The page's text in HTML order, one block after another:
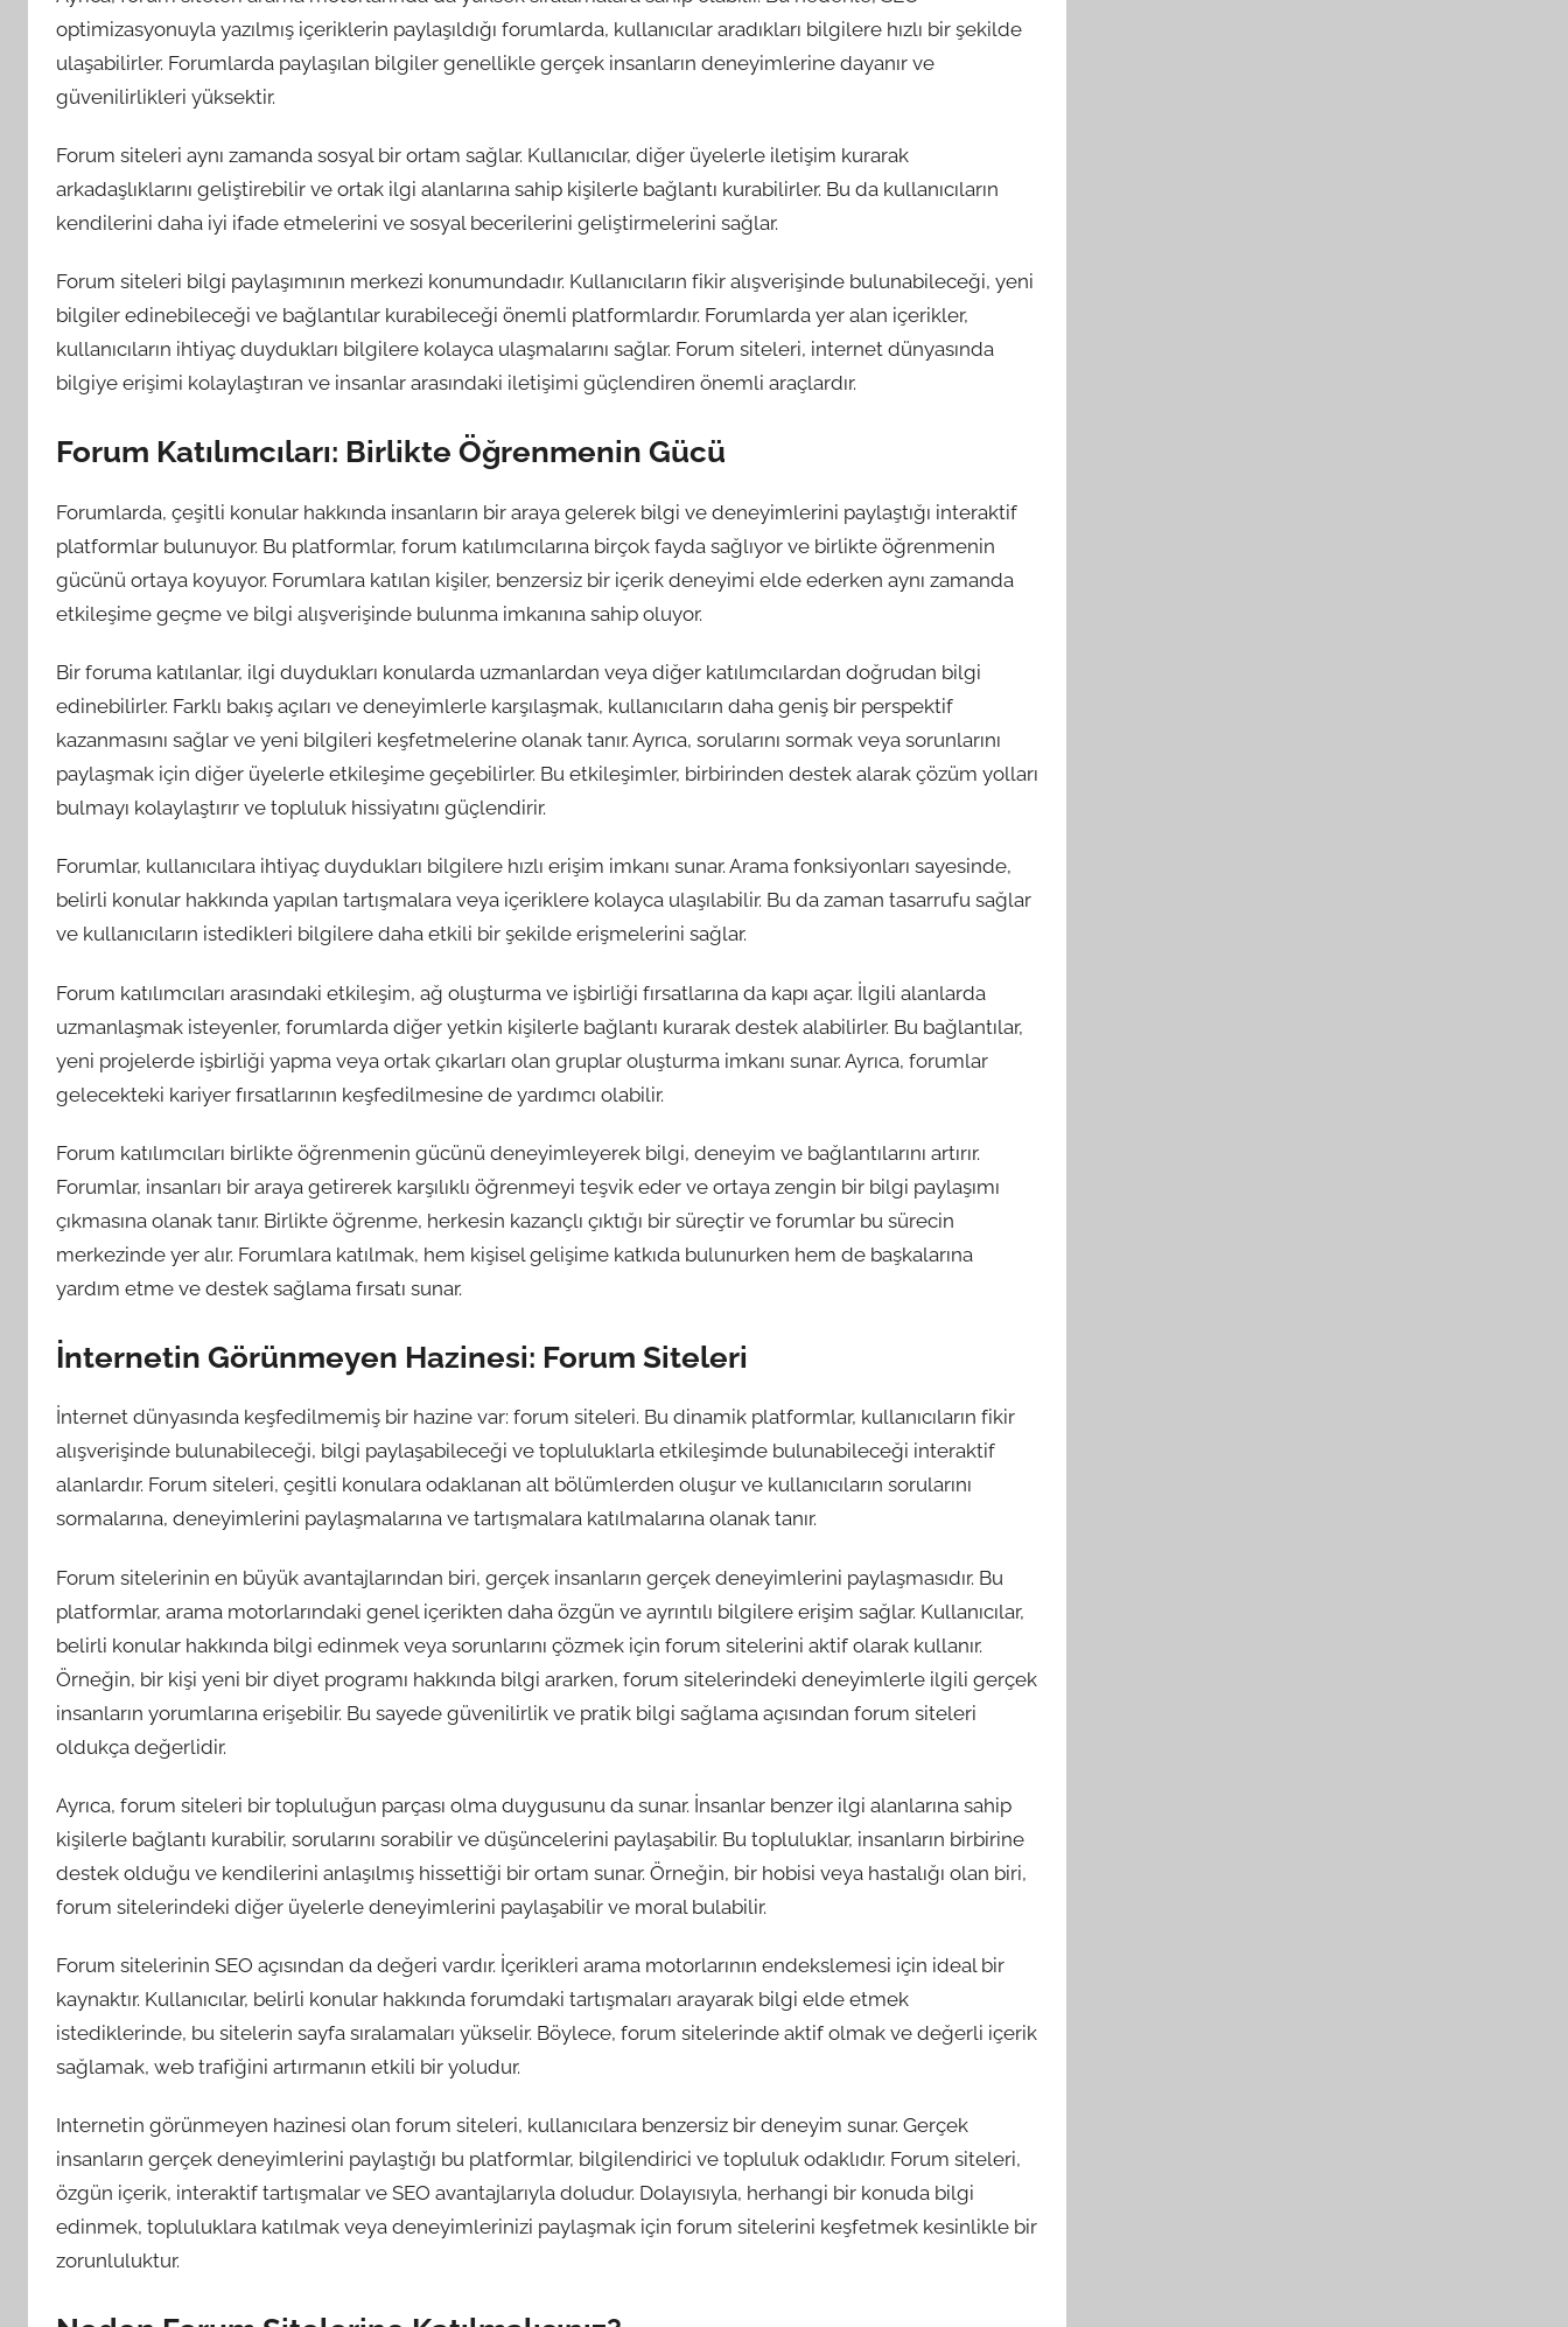
optimizasyonuyla yazılmış içeriklerin paylaşıldığı forumlarda, kullanıcılar aradıkları bilgilere hızlı bir şekilde
ulaşabilirler. Forumlarda paylaşılan bilgiler genellikle gerçek insanların deneyimlerine dayanır ve
güvenilirlikleri yüksektir.
Forum siteleri aynı zamanda sosyal bir ortam sağlar. Kullanıcılar, diğer üyelerle iletişim kurarak
arkadaşlıklarını geliştirebilir ve ortak ilgi alanlarına sahip kişilerle bağlantı kurabilirler. Bu da kullanıcıların
kendilerini daha iyi ifade etmelerini ve sosyal becerilerini geliştirmelerini sağlar.
Forum siteleri bilgi paylaşımının merkezi konumundadır. Kullanıcıların fikir alışverişinde bulunabileceği, yeni
bilgiler edinebileceği ve bağlantılar kurabileceği önemli platformlardır. Forumlarda yer alan içerikler,
kullanıcıların ihtiyaç duydukları bilgilere kolayca ulaşmalarını sağlar. Forum siteleri, internet dünyasında
bilgiye erişimi kolaylaştıran ve insanlar arasındaki iletişimi güçlendiren önemli araçlardır.
Forum Katılımcıları: Birlikte Öğrenmenin Gücü
Forumlarda, çeşitli konular hakkında insanların bir araya gelerek bilgi ve deneyimlerini paylaştığı interaktif
platformlar bulunuyor. Bu platformlar, forum katılımcılarına birçok fayda sağlıyor ve birlikte öğrenmenin
gücünü ortaya koyuyor. Forumlara katılan kişiler, benzersiz bir içerik deneyimi elde ederken aynı zamanda
etkileşime geçme ve bilgi alışverişinde bulunma imkanına sahip oluyor.
Bir foruma katılanlar, ilgi duydukları konularda uzmanlardan veya diğer katılımcılardan doğrudan bilgi
edinebilirler. Farklı bakış açıları ve deneyimlerle karşılaşmak, kullanıcıların daha geniş bir perspektif
kazanmasını sağlar ve yeni bilgileri keşfetmelerine olanak tanır. Ayrıca, sorularını sormak veya sorunlarını
paylaşmak için diğer üyelerle etkileşime geçebilirler. Bu etkileşimler, birbirinden destek alarak çözüm yolları
bulmayı kolaylaştırır ve topluluk hissiyatını güçlendirir.
Forumlar, kullanıcılara ihtiyaç duydukları bilgilere hızlı erişim imkanı sunar. Arama fonksiyonları sayesinde,
belirli konular hakkında yapılan tartışmalara veya içeriklere kolayca ulaşılabilir. Bu da zaman tasarrufu sağlar
ve kullanıcıların istedikleri bilgilere daha etkili bir şekilde erişmelerini sağlar.
Forum katılımcıları arasındaki etkileşim, ağ oluşturma ve işbirliği fırsatlarına da kapı açar. İlgili alanlarda
uzmanlaşmak isteyenler, forumlarda diğer yetkin kişilerle bağlantı kurarak destek alabilirler. Bu bağlantılar,
yeni projelerde işbirliği yapma veya ortak çıkarları olan gruplar oluşturma imkanı sunar. Ayrıca, forumlar
gelecekteki kariyer fırsatlarının keşfedilmesine de yardımcı olabilir.
Forum katılımcıları birlikte öğrenmenin gücünü deneyimleyerek bilgi, deneyim ve bağlantılarını artırır.
Forumlar, insanları bir araya getirerek karşılıklı öğrenmeyi teşvik eder ve ortaya zengin bir bilgi paylaşımı
çıkmasına olanak tanır. Birlikte öğrenme, herkesin kazançlı çıktığı bir süreçtir ve forumlar bu sürecin
merkezinde yer alır. Forumlara katılmak, hem kişisel gelişime katkıda bulunurken hem de başkalarına
yardım etme ve destek sağlama fırsatı sunar.
İnternetin Görünmeyen Hazinesi: Forum Siteleri
İnternet dünyasında keşfedilmemiş bir hazine var: forum siteleri. Bu dinamik platformlar, kullanıcıların fikir
alışverişinde bulunabileceği, bilgi paylaşabileceği ve topluluklarla etkileşimde bulunabileceği interaktif
alanlardır. Forum siteleri, çeşitli konulara odaklanan alt bölümlerden oluşur ve kullanıcıların sorularını
sormalarına, deneyimlerini paylaşmalarına ve tartışmalara katılmalarına olanak tanır.
Forum sitelerinin en büyük avantajlarından biri, gerçek insanların gerçek deneyimlerini paylaşmasıdır. Bu
platformlar, arama motorlarındaki genel içerikten daha özgün ve ayrıntılı bilgilere erişim sağlar. Kullanıcılar,
belirli konular hakkında bilgi edinmek veya sorunlarını çözmek için forum sitelerini aktif olarak kullanır.
Örneğin, bir kişi yeni bir diyet programı hakkında bilgi ararken, forum sitelerindeki deneyimlerle ilgili gerçek
insanların yorumlarına erişebilir. Bu sayede güvenilirlik ve pratik bilgi sağlama açısından forum siteleri
oldukça değerlidir.
Ayrıca, forum siteleri bir topluluğun parçası olma duygusunu da sunar. İnsanlar benzer ilgi alanlarına sahip
kişilerle bağlantı kurabilir, sorularını sorabilir ve düşüncelerini paylaşabilir. Bu topluluklar, insanların birbirine
destek olduğu ve kendilerini anlaşılmış hissettiği bir ortam sunar. Örneğin, bir hobisi veya hastalığı olan biri,
forum sitelerindeki diğer üyelerle deneyimlerini paylaşabilir ve moral bulabilir.
Forum sitelerinin SEO açısından da değeri vardır. İçerikleri arama motorlarının endekslemesi için ideal bir
kaynaktır. Kullanıcılar, belirli konular hakkında forumdaki tartışmaları arayarak bilgi elde etmek
istediklerinde, bu sitelerin sayfa sıralamaları yükselir. Böylece, forum sitelerinde aktif olmak ve değerli içerik
sağlamak, web trafiğini artırmanın etkili bir yoludur.
Internetin görünmeyen hazinesi olan forum siteleri, kullanıcılara benzersiz bir deneyim sunar. Gerçek
insanların gerçek deneyimlerini paylaştığı bu platformlar, bilgilendirici ve topluluk odaklıdır. Forum siteleri,
özgün içerik, interaktif tartışmalar ve SEO avantajlarıyla doludur. Dolayısıyla, herhangi bir konuda bilgi
edinmek, topluluklara katılmak veya deneyimlerinizi paylaşmak için forum sitelerini keşfetmek kesinlikle bir
zorunluluktur.